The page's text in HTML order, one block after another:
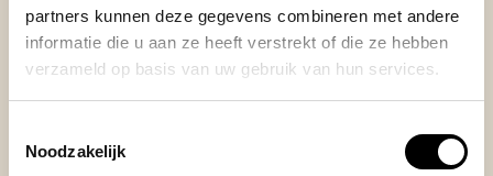
partners kunnen deze gegevens combineren met andere
informatie die u aan ze heeft verstrekt of die ze hebben
verzameld op basis van uw gebruik van hun services.
Noodzakelijk
Posted on 20 Mei 2024 at 15:41 door Reinier